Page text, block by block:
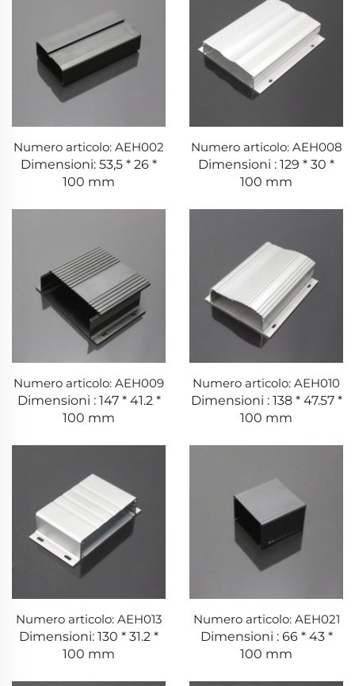
Numero articolo: AEH002
Dimensioni: 53,5 * 26 *
100 mm
Numero articolo: AEH008
Dimensioni : 129 * 30 *
100 mm
Numero articolo: AEH009
Dimensioni : 147 * 41.2 *
100 mm
Numero articolo: AEH010
Dimensioni : 138 * 47.57 *
100 mm
Numero articolo: AEH013
Dimensioni: 130 * 31.2 *
100 mm
Numero articolo: AEH021
Dimensioni : 66 * 43 *
100 mm